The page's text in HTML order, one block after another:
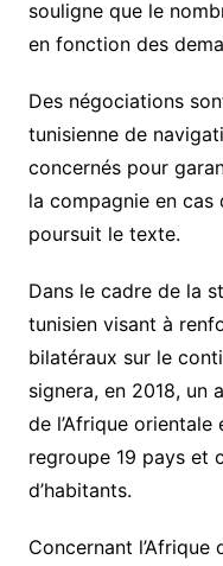
souligne que le
en fonction des
Des négociations
tunisienne de
concernés pour
la compagnie en cas
poursuit le texte.
Dans le cadre de la
tunisien visant à
bilatéraux sur le
signera, en 2018, un
de l’Afrique orientale
regroupe 19 pays et
d’habitants.
Concernant l’Afrique